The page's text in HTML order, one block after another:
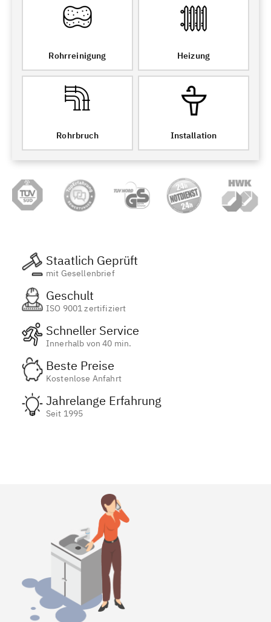
Rohrreinigung Heizung
Rohrbruch Installation
Staatlich Geprüft
mit Gesellenbrief
Geschult
ISO 9001 zertifiziert
Schneller Service
Innerhalb von 40 min.
Beste Preise
Kostenlose Anfahrt
Jahrelange Erfahrung
Seit 1995